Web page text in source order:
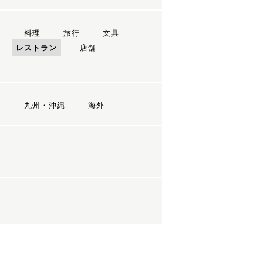
料理 旅行
文具
レストラン
店舗
九州・沖縄 海外